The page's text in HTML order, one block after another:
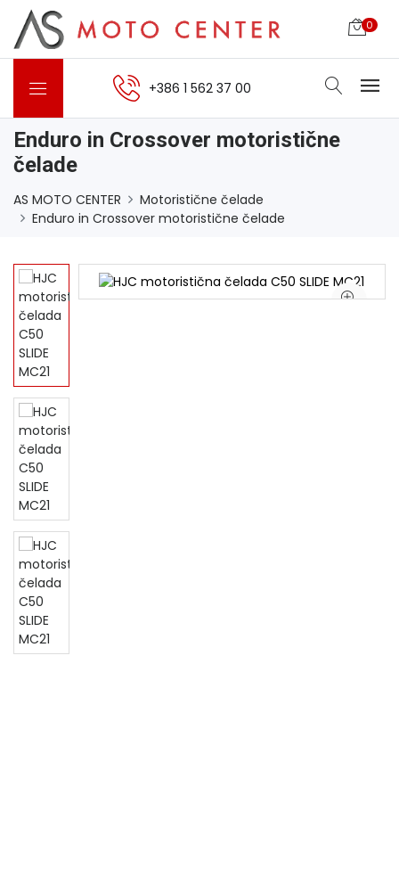
0
+386 1 562 37 00
Enduro in Crossover motoristične
čelade
AS MOTO CENTER
Motoristične čelade
Enduro in Crossover motoristične čelade